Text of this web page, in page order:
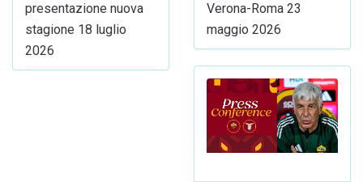
presentazione nuova
stagione 18 luglio
2026
Verona-Roma 23
maggio 2026